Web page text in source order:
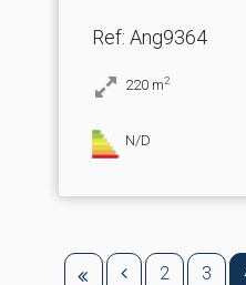
Ref: Ang9364
220 m2
N/D
2 3